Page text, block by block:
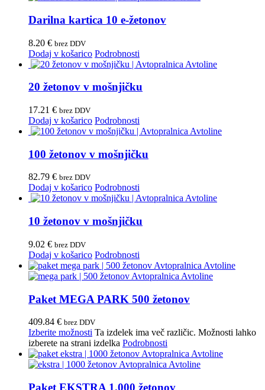
Darilna kartica 10 e-žetonov
8.20 € brez DDV
Dodaj v košarico Podrobnosti
20 žetonov v mošnjičku
17.21 € brez DDV
Dodaj v košarico Podrobnosti
100 žetonov v mošnjičku
82.79 € brez DDV
Dodaj v košarico Podrobnosti
10 žetonov v mošnjičku
9.02 € brez DDV
Dodaj v košarico Podrobnosti
Paket MEGA PARK 500 žetonov
409.84 € brez DDV
Izberite možnosti Ta izdelek ima več različic. Možnosti lahko
izberete na strani izdelka Podrobnosti
Paket EKSTRA 1.000 žetonov